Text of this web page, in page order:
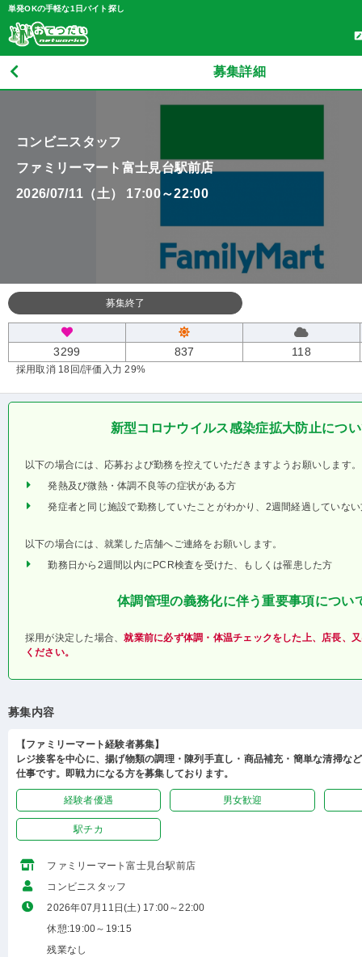
単発OKの手軽な1日バイト探し
募集詳細
コンビニスタッフ
ファミリーマート富士見台駅前店
2026/07/11（土） 17:00～22:00
募集終了
3299 837 118
採用取消 18回/評価入力 29%
新型コロナウイルス感染症拡大防止につ
以下の場合には、応募および勤務を控えていただきますようお願いします。
発熱及び微熱・体調不良等の症状がある方
発症者と同じ施設で勤務していたことがわかり、2週間経過していな
以下の場合には、就業した店舗へご連絡をお願いします。
勤務日から2週間以内にPCR検査を受けた、もしくは罹患した方
体調管理の義務化に伴う重要事項につい
採用が決定した場合、就業前に必ず体調・体温チェックをした上、店長、
ください。
募集内容
【ファミリーマート経験者募集】
レジ接客を中心に、揚げ物類の調理・陳列手直し・商品補充・簡単な清掃な
仕事です。即戦力になる方を募集しております。
経験者優遇 男女歓迎
駅チカ
ファミリーマート富士見台駅前店
コンビニスタッフ
2026年07月11日(土) 17:00～22:00
休憩:19:00～19:15
残業なし